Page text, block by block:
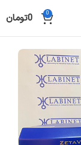
0
0تومان